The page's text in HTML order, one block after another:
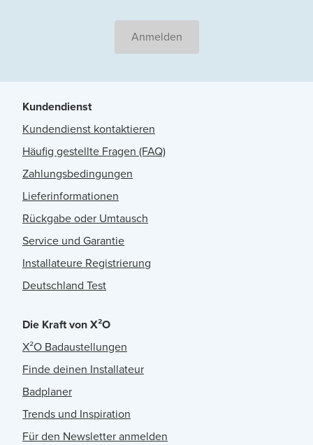
Anmelden
Kundendienst
Kundendienst kontaktieren
Häufig gestellte Fragen (FAQ)
Zahlungsbedingungen
Lieferinformationen
Rückgabe oder Umtausch
Service und Garantie
Installateure Registrierung
Deutschland Test
Die Kraft von X²O
X²O Badaustellungen
Finde deinen Installateur
Badplaner
Trends und Inspiration
Für den Newsletter anmelden